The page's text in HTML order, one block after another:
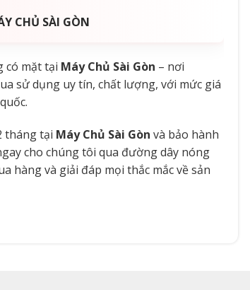
CHỦ SÀI GÒN
có mặt tại Máy Chủ Sài Gòn – nơi
sử dụng uy tín, chất lượng, với mức giá
tháng tại Máy Chủ Sài Gòn và bảo hành
cho chúng tôi qua đường dây nóng
hàng và giải đáp mọi thắc mắc về sản